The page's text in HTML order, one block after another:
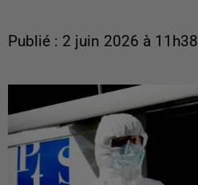
Publié : 2 juin 2026 à 11h38